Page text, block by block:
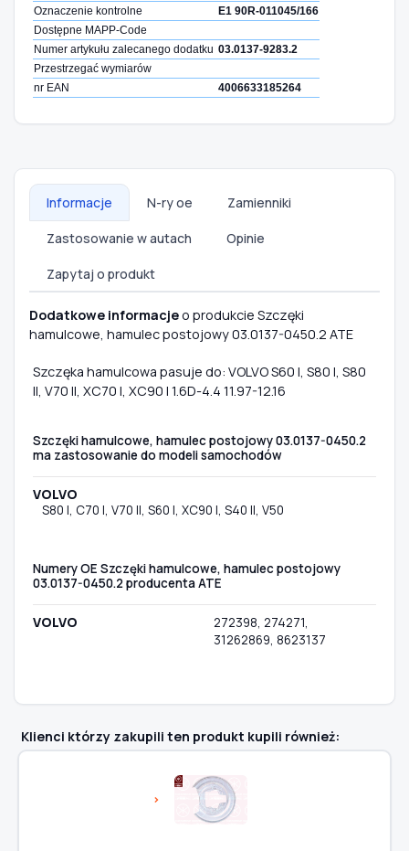
Oznaczenie kontrolne
E1 90R-011045/166
Dostępne MAPP-Code
Numer artykułu zalecanego dodatku 03.0137-9283.2
Przestrzegać wymiarów
nr EAN
4006633185264
Informacje N-ry oe Zamienniki
Zastosowanie w autach Opinie
Zapytaj o produkt
Dodatkowe informacjeo produkcie Szczęki
hamulcowe, hamulec postojowy 03.0137-0450.2 ATE
Szczęka hamulcowa pasuje do: VOLVO S60 I, S80 I, S80
II, V70 II, XC70 I, XC90 I 1.6D-4.4 11.97-12.16
Szczęki hamulcowe, hamulec postojowy 03.0137-0450.2
ma zastosowanie do modeli samochodów
VOLVO
S80 I, C70 I, V70 II, S60 I, XC90 I, S40 II, V50
Numery OE Szczęki hamulcowe, hamulec postojowy
03.0137-0450.2 producenta ATE
VOLVO
272398, 274271,
31262869, 8623137
Klienci którzy zakupili ten produkt kupili również: